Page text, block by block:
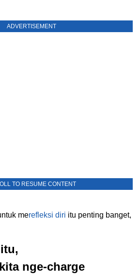
ADVERTISEMENT
TO RESUME CONTENT
merefleksi diri itu penting banget,
nge-charge